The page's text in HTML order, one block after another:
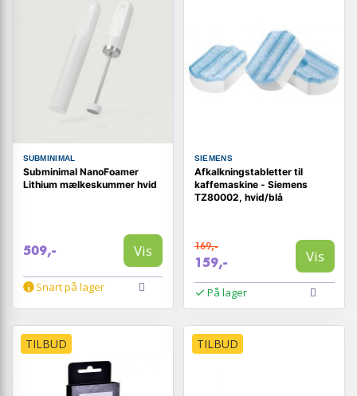
SUBMINIMAL
Subminimal NanoFoamer
Lithium mælkeskummer hvid
509,- Vis
Snart på lager
SIEMENS
Afkalkningstabletter til
kaffemaskine - Siemens
TZ80002, hvid/blå
169,-
159,- Vis
På lager
TILBUD TILBUD